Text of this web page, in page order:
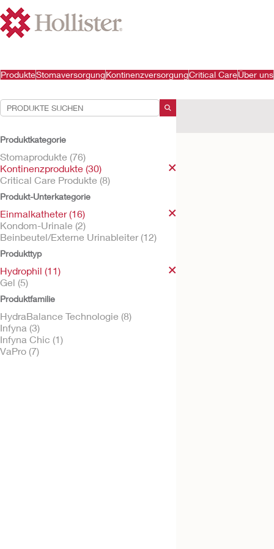
ProdukteStomaversorgungKontinenzversorgungCritical CareÜber uns
Produktkategorie
Stomaprodukte (76)
Kontinenzprodukte (30)
Critical Care Produkte (8)
Produkt-Unterkategorie
Einmalkatheter (16)
Kondom-Urinale (2)
Beinbeutel/Externe Urinableiter (12)
Produkttyp
Hydrophil (11)
Gel (5)
Produktfamilie
HydraBalance Technologie (8)
Infyna (3)
Infyna Chic (1)
VaPro (7)